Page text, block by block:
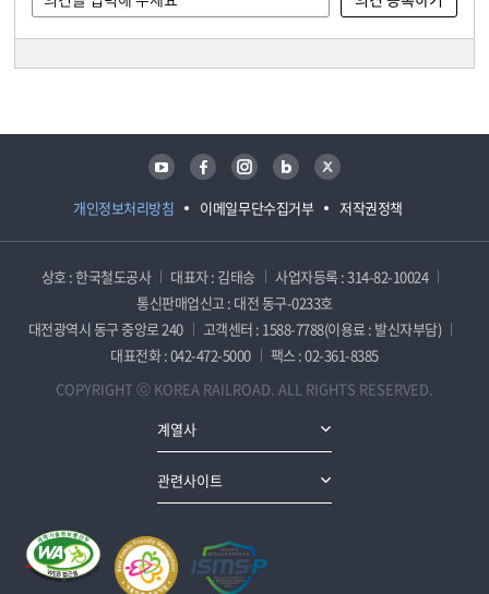
개인정보처리방침 이메일무단수집거부 저작권정책
유튜브 페이스북 인스타그램 블로그 트위터
상호 : 한국철도공사 대표자 : 김태승
사업자등록 : 314-82-10024
통신판매업신고 : 대전 동구-0233호
대전광역시 동구 중앙로 240
고객센터 : 1588-7788(이용료 : 발신자부담)
대표전화 : 042-472-5000
팩스 : 02-361-8385
COPYRIGHT ⓒ KOREA RAILROAD. ALL RIGHTS RESERVED.
계열사
관련사이트